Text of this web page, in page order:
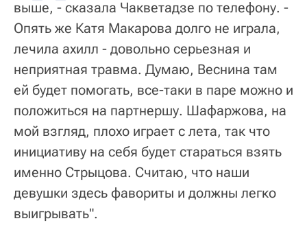
выше, - сказала Чакветадзе по телефону. -
Опять же Катя Макарова долго не играла,
лечила ахилл - довольно серьезная и
неприятная травма. Думаю, Веснина там
ей будет помогать, все-таки в паре можно и
положиться на партнершу. Шафаржова, на
мой взгляд, плохо играет с лета, так что
инициативу на себя будет стараться взять
именно Стрыцова. Считаю, что наши
девушки здесь фавориты и должны легко
выигрывать".